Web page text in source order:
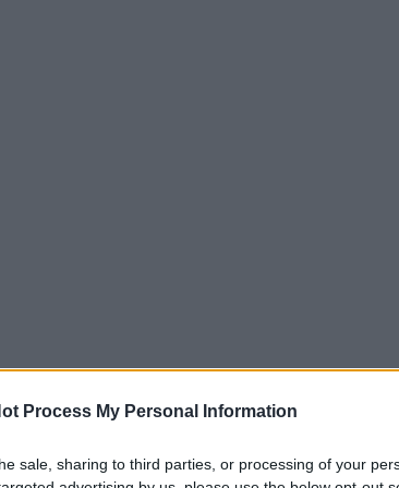
Process My Personal Information
sale, sharing to third parties, or processing of your
Διακυβέρνησης